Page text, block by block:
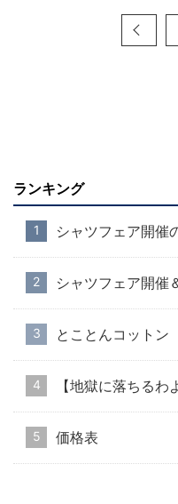
ランキング
シャツフェア開催
シャツフェア開催
とことんコットン
【地獄に落ちる
価格表